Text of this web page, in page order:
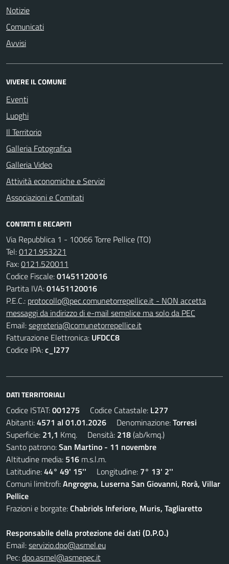
Notizie
Comunicati
Avvisi
VIVERE IL COMUNE
Eventi
Luoghi
Il Territorio
Galleria Fotografica
Galleria Video
Attività economiche e Servizi
Associazioni e Comitati
CONTATTI E RECAPITI
Via Repubblica 1 - 10066 Torre Pellice (TO)
Tel:0121.953221
Fax:0121.520011
Codice Fiscale:01451120016
Partita IVA:01451120016
P.E.C.: protocollo@pec.comunetorrepellice.it - NON accetta
messaggi da indirizzo di e-mail semplice ma solo da PEC
Email:segreteria@comunetorrepellice.it
Fatturazione Elettronica: UFDCC8
Codice IPA:c_l277
DATI TERRITORIALI
Codice ISTAT:001275 Codice Catastale: L277
Abitanti:4571 al 01.01.2026 Denominazione:Torresi
Superficie: 21,1 Kmq. Densità: 218(ab/kmq.)
Santo patrono:San Martino - 11 novembre
Altitudine media: 516 m.s.l.m.
Latitudine:44° 49' 15'' Longitudine: 7° 13' 2''
Comuni limitrofi:Angrogna, Luserna San Giovanni, Rorà, Villar
Pellice
Frazioni e borgate:Chabriols Inferiore, Muris, Tagliaretto
Responsabile della protezione dei dati (D.P.O.)
Email:servizio.dpo@asmel.eu
Pec:dpo.asmel@asmepec.it